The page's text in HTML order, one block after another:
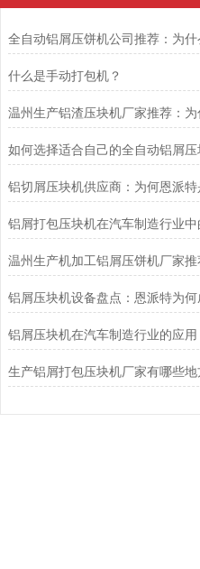
什么是手动打包机？